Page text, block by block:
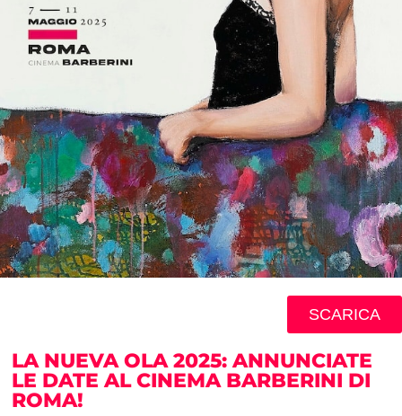
SCARICA
LA NUEVA OLA 2025: ANNUNCIATE
LE DATE AL CINEMA BARBERINI DI
ROMA!